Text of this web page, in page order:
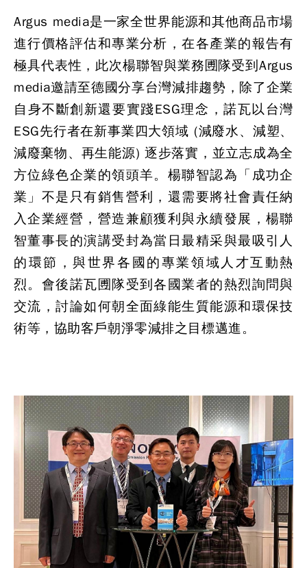
Argus media是一家全世界能源和其他商品市場
進行價格評估和專業分析，在各產業的報告有
極具代表性，此次楊聯智與業務圑隊受到Argus
media邀請至德國分享台灣減排趨勢，除了企業
自身不斷創新還要實踐ESG理念，諾瓦以台灣
ESG先行者在新事業四大領域 (減廢水、減塑、
減廢棄物、再生能源) 逐步落實，並立志成為全
方位綠色企業的領頭羊。楊聯智認為「成功企
業」不是只有銷售營利，還需要將社會責任納
入企業經營，營造兼顧獲利與永續發展，楊聯
智董事長的演講受封為當日最精采與最吸引人
的環節，與世界各國的專業領域人才互動熱
烈。會後諾瓦圑隊受到各國業者的熱烈詢問與
交流，討論如何朝全面綠能生質能源和環保技
術等，協助客戶朝淨零減排之目標邁進。